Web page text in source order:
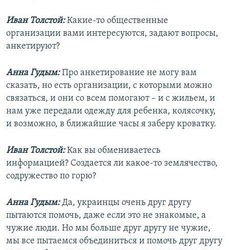
Иван Толстой:Какие-то общественные
организации вами интересуются, задают вопросы,
анкетируют?
Анна Гудым:Про анкетирование не могу вам
сказать, но есть организации, с которыми можно
связаться, и они со всем помогают – и с жильем, и
нам уже передали одежду для ребенка, колясочку,
и возможно, в ближайшие часы я заберу кроватку.
Иван Толстой:Как вы обмениваетесь
информацией? Создается ли какое-то землячество,
содружество по горю?
Анна Гудым:Да, украинцы очень друг другу
пытаются помочь, даже если это не знакомые, а
чужие люди. Но мы больше друг другу не чужие,
мы все пытаемся объединиться и помочь друг другу